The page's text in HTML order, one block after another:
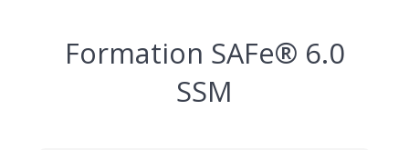
Formation SAFe® 6.0
SSM